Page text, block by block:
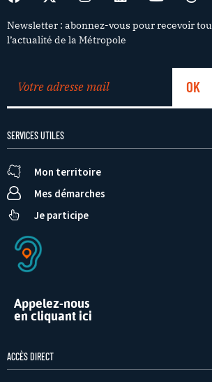
Newsletter : abonnez-vous pour recevoir
l’actualité de la Métropole
SERVICES UTILES
Mon territoire
Mes démarches
Je participe
Appelez-nous
en cliquant ici
ACCÈS DIRECT